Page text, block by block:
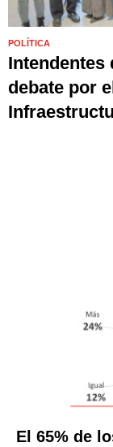
POLÍTICA
Intendentes
debate por
El 65% de